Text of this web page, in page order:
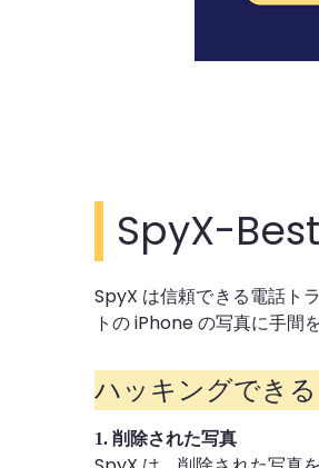
SpyX-
SpyX は信頼できる電話ト
トの iPhone の写真に手間
ハッキングでき
1. 削除された写真